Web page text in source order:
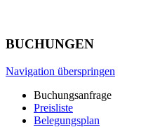
BUCHUNGEN
Navigation überspringen
Buchungsanfrage
Preisliste
Belegungsplan